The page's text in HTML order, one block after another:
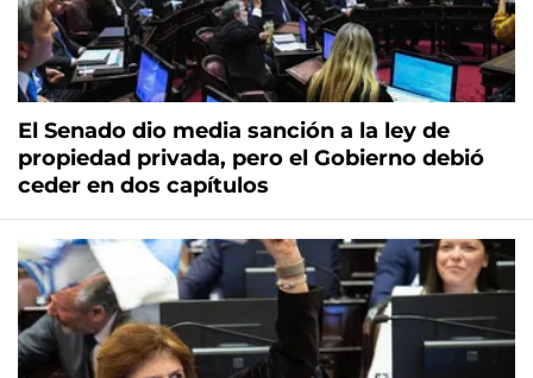
El Senado dio media sanción a la ley de
propiedad privada, pero el Gobierno debió
ceder en dos capítulos